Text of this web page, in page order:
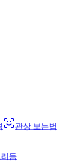
관상 보는법
듬